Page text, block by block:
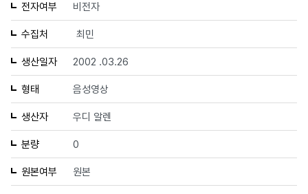
전자여부 비전자
수집처 최민
생산일자 2002 .03.26
형태 음성영상
생산자 우디 알렌
분량 0
원본여부 원본